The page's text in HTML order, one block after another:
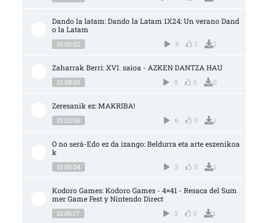
Dando la latam: Dando la Latam 1X24: Un verano Dand
o la Latam
01:00:02 8 1 1
Zaharrak Berri: XVI. saioa - AZKEN DANTZA HAU
01:08:00 9 0 0
Zeresanik ez: MAKRIBA!
01:02:00 6 0 1
O no será-Edo ez da izango: Beldurra eta arte eszenikoa
k
01:00:04 3 0 1
Kodoro Games: Kodoro Games - 4×41 - Resaca del Sum
mer Game Fest y Nintendo Direct
01:06:17 3 0 1